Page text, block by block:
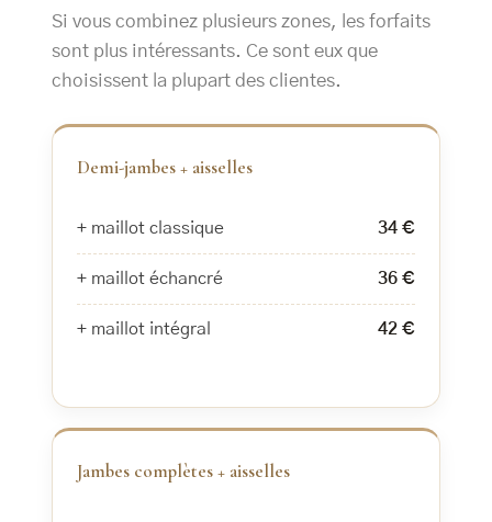
Si vous combinez plusieurs zones, les forfaits
sont plus intéressants. Ce sont eux que
choisissent la plupart des clientes.
Demi-jambes + aisselles
+ maillot classique 34 €
+ maillot échancré 36 €
+ maillot intégral 42 €
Jambes complètes + aisselles